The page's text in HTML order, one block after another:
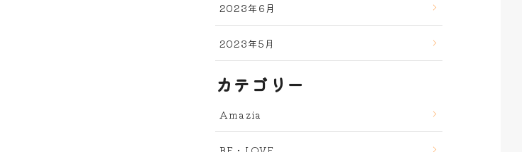
2023年6月
2023年5月
カテゴリー
Amazia